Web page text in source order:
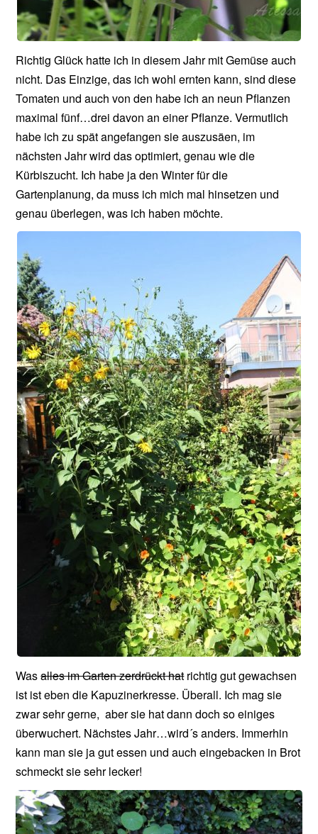
Richtig Glück hatte ich in diesem Jahr mit Gemüse auch
nicht. Das Einzige, das ich wohl ernten kann, sind diese
Tomaten und auch von den habe ich an neun Pflanzen
maximal fünf…drei davon an einer Pflanze. Vermutlich
habe ich zu spät angefangen sie auszusäen, im
nächsten Jahr wird das optimiert, genau wie die
Kürbiszucht. Ich habe ja den Winter für die
Gartenplanung, da muss ich mich mal hinsetzen und
genau überlegen, was ich haben möchte.
Wasalles im Garten zerdrückt hatrichtig gut gewachsen
ist ist eben die Kapuzinerkresse. Überall. Ich mag sie
zwar sehr gerne, aber sie hat dann doch so einiges
überwuchert. Nächstes Jahr…wird´s anders. Immerhin
kann man sie ja gut essen und auch eingebacken in Brot
schmeckt sie sehr lecker!